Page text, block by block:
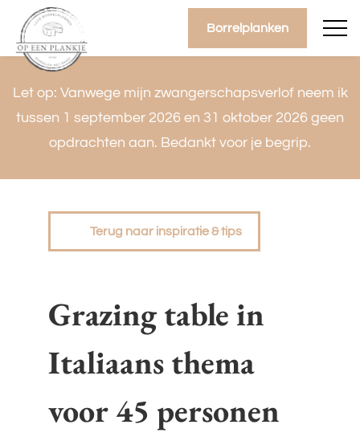
overslaan
Borrelplanken
Let op: Vanwege mijn zwangerschapsverlof neem ik
tussen 1 september 2026 en 31 oktober 2026 geen
opdrachten aan. Bedankt voor je begrip.
Terug naar inspiratie & tips
Grazing table in
Italiaans thema
voor 45 personen